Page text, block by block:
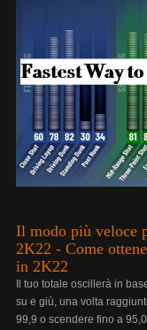
Il modo più veloce
2K22 - Come
in 2K22
Il tuo totale oscillerà in
su e giù, una volta
99,9 o scendere fino a